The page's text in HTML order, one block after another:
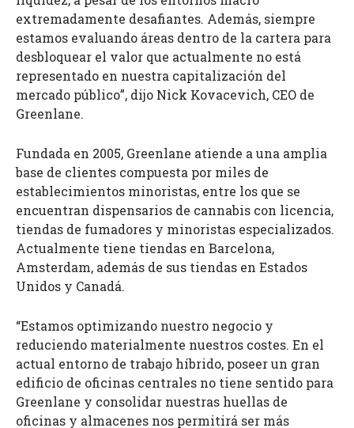
extremadamente desafiantes. Además, siempre
estamos evaluando áreas dentro de la cartera para
desbloquear el valor que actualmente no está
representado en nuestra capitalización del
mercado público”, dijo Nick Kovacevich, CEO de
Greenlane.
Fundada en 2005, Greenlane atiende a una amplia
base de clientes compuesta por miles de
establecimientos minoristas, entre los que se
encuentran dispensarios de cannabis con licencia,
tiendas de fumadores y minoristas especializados.
Actualmente tiene tiendas en Barcelona,
Amsterdam, además de sus tiendas en Estados
Unidos y Canadá.
“Estamos optimizando nuestro negocio y
reduciendo materialmente nuestros costes. En el
actual entorno de trabajo híbrido, poseer un gran
edificio de oficinas centrales no tiene sentido para
Greenlane y consolidar nuestras huellas de
oficinas y almacenes nos permitirá ser más